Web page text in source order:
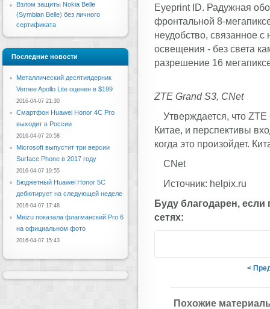
Eyeprint ID. Радужная
фронтальной 8-
неудобство, связанное
освещения - без света
разрешение 16
ZTE Grand S3, CNet
Утверждается, что
Китае, и перспективы
когда это произойдет.
CNet
Источник: helpix.ru
Буду благодарен, если
сетях:
<
Похожие
Взлом защиты Nokia Belle
(Symbian Belle) без личного
сертификата
Последние новости
Металлический десятиядерник
Vernee Apollo Lite оценен в $199
2016-04-07 21:30
Смартфон Huawei Honor 4C Pro
выходит в России
2016-04-07 20:58
Microsoft выпустит три версии
Surface Phone в 2017 году
2016-04-07 19:55
Бюджетный Huawei Honor 5C
дебютирует на следующей неделе
2016-04-07 17:48
Meizu показала флагманский Pro 6
на официальном фото
2016-04-07 15:43